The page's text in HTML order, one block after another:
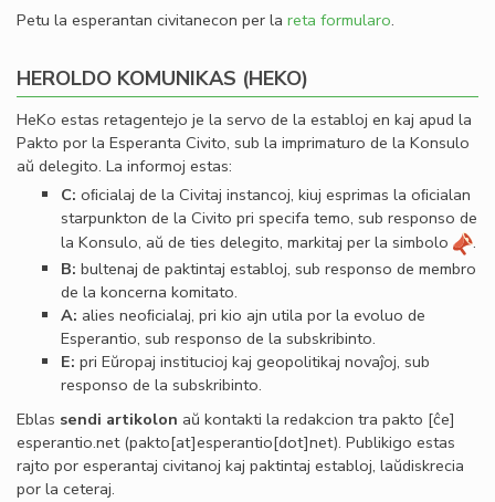
Petu la esperantan civitanecon per la reta formularo.
HEROLDO KOMUNIKAS (HEKO)
HeKo estas retagentejo je la servo de la establoj en kaj apud la
Pakto por la Esperanta Civito, sub la imprimaturo de la Konsulo
aŭ delegito. La informoj estas:
C: oﬁcialaj de la Civitaj instancoj, kiuj esprimas la oﬁcialan
starpunkton de la Civito pri specifa temo, sub responso de
la Konsulo, aŭ de ties delegito, markitaj per la simbolo
.
B: bultenaj de paktintaj establoj, sub responso de membro
de la koncerna komitato.
A: alies neoﬁcialaj, pri kio ajn utila por la evoluo de
Esperantio, sub responso de la subskribinto.
E: pri Eŭropaj institucioj kaj geopolitikaj novaĵoj, sub
responso de la subskribinto.
Eblas sendi artikolon aŭ kontakti la redakcion tra pakto [ĉe]
esperantio.net(pakto[at]esperantio[dot]net). Publikigo estas
rajto por esperantaj civitanoj kaj paktintaj establoj, laŭdiskrecia
por la ceteraj.